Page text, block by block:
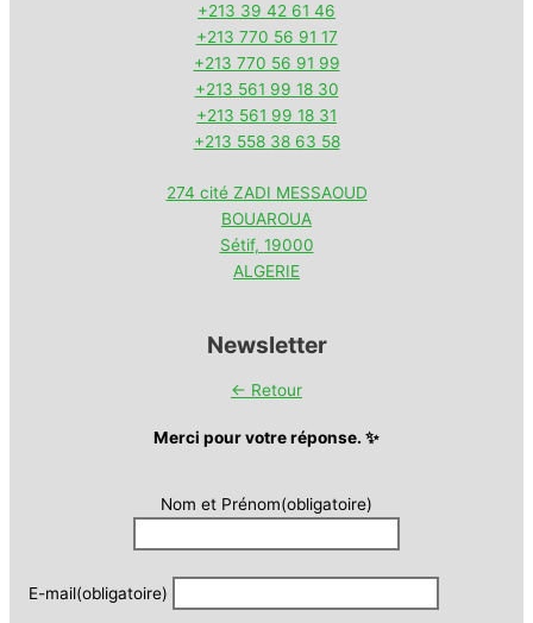
+213 39 42 61 46
+213 770 56 91 17
+213 770 56 91 99
+213 561 99 18 30
+213 561 99 18 31
+213 558 38 63 58
274 cité ZADI MESSAOUD
BOUAROUA
Sétif, 19000
ALGERIE
Newsletter
← Retour
Merci pour votre réponse. ✨
Nom et Prénom(obligatoire)
E-mail(obligatoire)